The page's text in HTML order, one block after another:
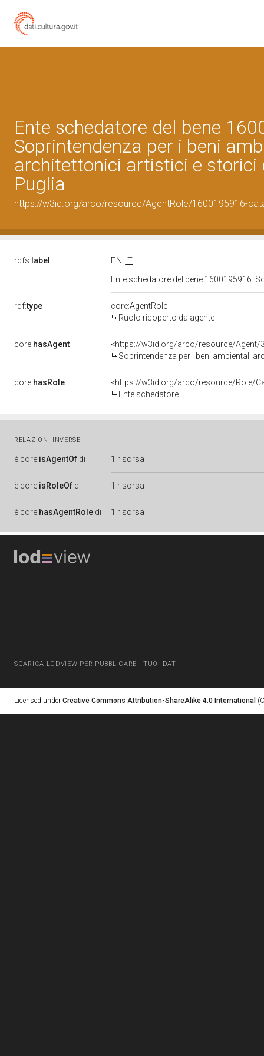
Ente schedatore del bene
Soprintendenza per i beni
architettonici artistici e storici
Puglia
https://w3id.org/arco/resource/AgentRole/1600195916-
rdfs: label EN
IT
Ente schedatore del bene 1600195916:
rdf:type
core:AgentRole
Ruolo ricoperto da agente
core:hasAgent
<https://w3id.org/arco/resource/Agent/
Soprintendenza per i beni ambientali
core:hasRole
<https://w3id.org/arco/resource/Role/
Ente schedatore
RELAZIONI INVERSE
è core:isAgentOf di 1 risorsa
è core:isRoleOf di 1 risorsa
è core:hasAgentRole di 1 risorsa
SCARICA LODVIEW PER PUBBLICARE I TUOI DATI
Licensed under Creative Commons Attribution-ShareAlike 4.0 International